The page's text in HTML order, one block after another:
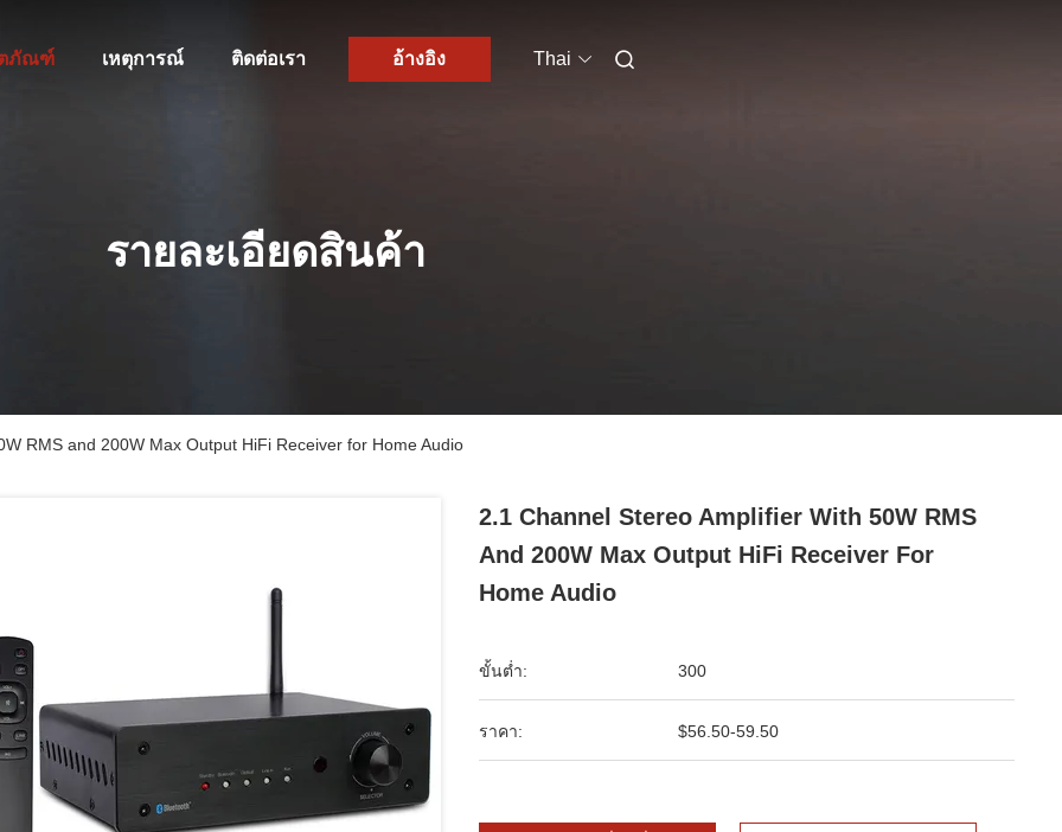
ภัณฑ์ เหตุการณ์ ติดต่อเรา อ้างอิง Thai
รายละเอียดสินค้า
RMS and 200W Max Output HiFi Receiver for Home Audio
2.1 Channel Stereo Amplifier With 50W RMS
And 200W Max Output HiFi Receiver For
Home Audio
ขั้นต่ำ: 300
ราคา: $56.50-59.50